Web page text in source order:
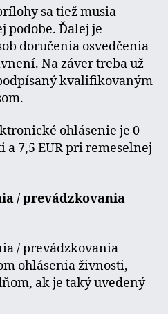
sa tiež musia
Ďalej je
doručenia osvedčenia
Na záver treba už
kvalifikovaným
ohlásenie je 0
a 7,5 EUR pri remeselnej
/ prevádzkovania
/ prevádzkovania
ohlásenia živnosti,
ak je taký uvedený